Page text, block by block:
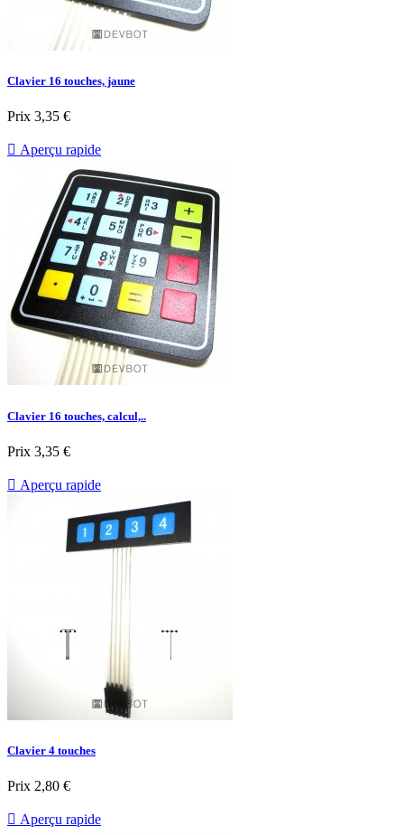
Clavier 16 touches, jaune
Prix 3,35 €
 Aperçu rapide
Clavier 16 touches, calcul,..
Prix 3,35 €
 Aperçu rapide
Clavier 4 touches
Prix 2,80 €
 Aperçu rapide